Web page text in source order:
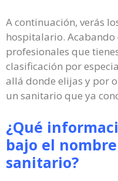
A continuación, verás
hospitalario. Acabando
profesionales que
clasificación por
allá donde elijas y por
un sanitario que ya
¿Qué
bajo el
sanitario?